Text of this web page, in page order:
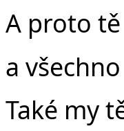
A proto
a
Také my